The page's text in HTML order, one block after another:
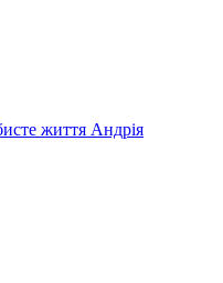
життя Андрія